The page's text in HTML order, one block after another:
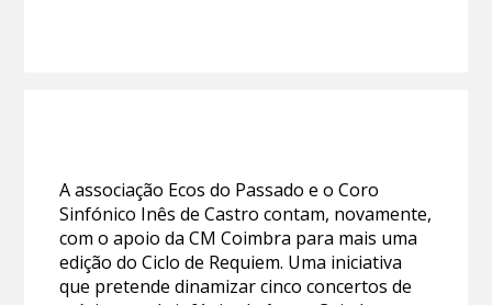
A associação Ecos do Passado e o Coro
Sinfónico Inês de Castro contam, novamente,
com o apoio da CM Coimbra para mais uma
edição do Ciclo de Requiem. Uma iniciativa
que pretende dinamizar cinco concertos de